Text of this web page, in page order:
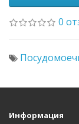
0
Информация